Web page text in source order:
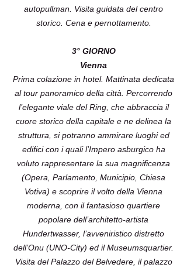
autopullman. Visita guidata del centro
storico. Cena e pernottamento.
3° GIORNO
Vienna
Prima colazione in hotel. Mattinata dedicata
al tour panoramico della città. Percorrendo
l’elegante viale del Ring, che abbraccia il
cuore storico della capitale e ne delinea la
struttura, si potranno ammirare luoghi ed
edifici con i quali l’Impero asburgico ha
voluto rappresentare la sua magnificenza
(Opera, Parlamento, Municipio, Chiesa
Votiva) e scoprire il volto della Vienna
moderna, con il fantasioso quartiere
popolare dell’architetto-artista
Hundertwasser, l’avveniristico distretto
dell’Onu (UNO-City) ed il Museumsquartier.
Visita del Palazzo del Belvedere, il palazzo